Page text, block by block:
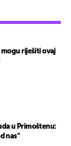
riješiti ovaj
u Primoštenu:
nas"